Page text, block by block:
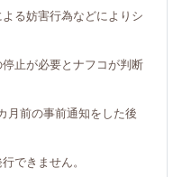
る妨害行為などによりシ
止が必要とナフコが判断
月前の事前通知をした後
できません。